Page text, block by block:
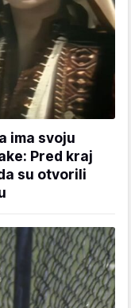
ima svoju
Pred kraj
su otvorili